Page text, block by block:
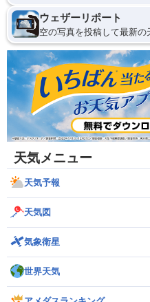
ウェザーリポート
空の写真を投稿して最新の
天気メニュー
天気予報
天気図
気象衛星
世界天気